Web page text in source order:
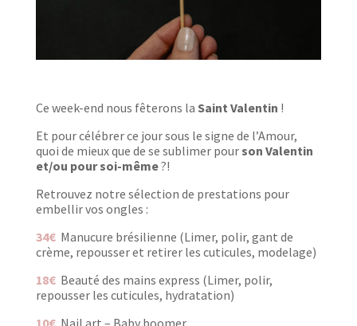
Ce week-end nous fêterons la Saint Valentin !
Et pour célébrer ce jour sous le signe de l’Amour,
quoi de mieux que de se sublimer pourson Valentin
et/ou pour soi-même?!
Retrouvez notre sélection de prestations pour
embellir vos ongles :
34€ Manucure brésilienne (Limer, polir, gant de
crème, repousser et retirer les cuticules, modelage)
18€Beauté des mains express (Limer, polir,
repousser les cuticules, hydratation)